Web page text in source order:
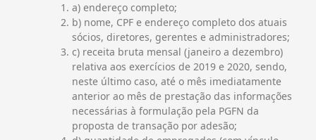
a) endereço completo;
b) nome, CPF e endereço completo dos atuais
sócios, diretores, gerentes e administradores;
c) receita bruta mensal (janeiro a dezembro)
relativa aos exercícios de 2019 e 2020, sendo,
neste último caso, até o mês imediatamente
anterior ao mês de prestação das informações
necessárias à formulação pela PGFN da
proposta de transação por adesão;